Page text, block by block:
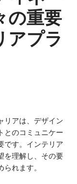
の重要
アプラ
リアは、デザイン
とのコミュニケー
です。インテリア
を理解し、その要
れます。